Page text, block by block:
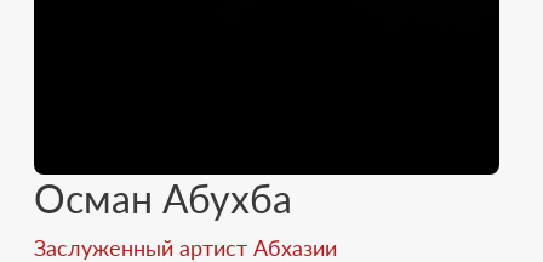
Осман Абухба
Заслуженный артист Абхазии